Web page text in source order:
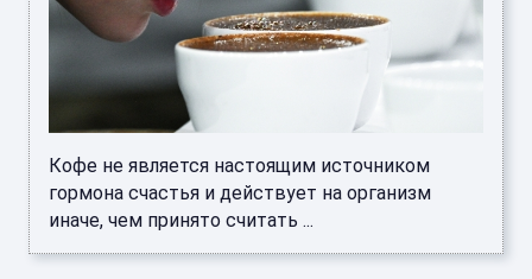
Кофе не является настоящим источником
гормона счастья и действует на организм
иначе, чем принято считать ...